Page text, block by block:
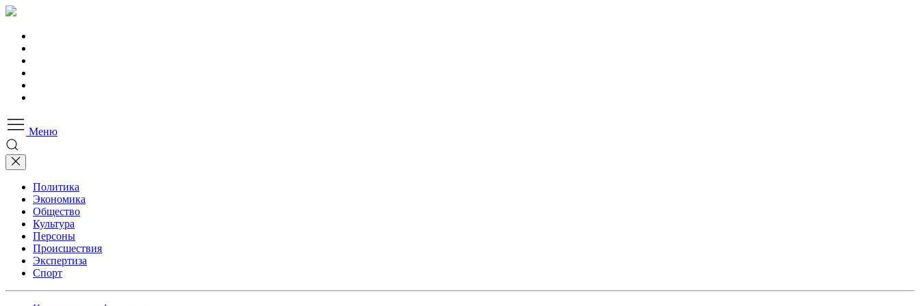
Меню
Политика
Экономика
Общество
Культура
Персоны
Происшествия
Экспертиза
Спорт